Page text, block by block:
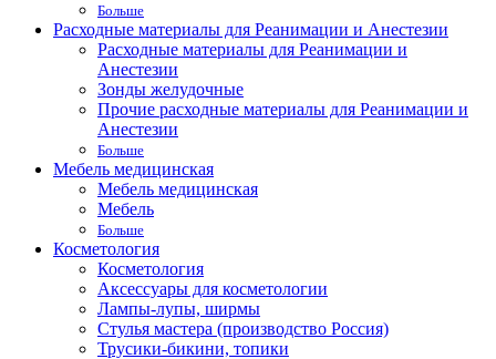
Больше
Расходные материалы для Реанимации и Анестезии
Расходные материалы для Реанимации и
Анестезии
Зонды желудочные
Прочие расходные материалы для Реанимации и
Анестезии
Больше
Мебель медицинская
Мебель медицинская
Мебель
Больше
Косметология
Косметология
Аксессуары для косметологии
Лампы-лупы, ширмы
Стулья мастера (производство Россия)
Трусики-бикини, топики